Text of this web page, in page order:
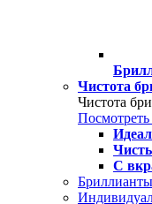
Чистота
Чистота
Посмотреть
С